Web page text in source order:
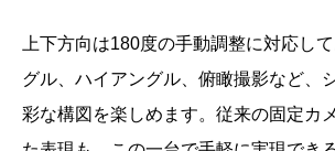
上下方向は180度の手動調整に対応し
グル、ハイアングル、俯瞰撮影など、
彩な構図を楽しめます。従来の固定カ